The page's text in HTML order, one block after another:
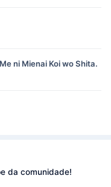
ni Mienai Koi wo Shita.
da comunidade!